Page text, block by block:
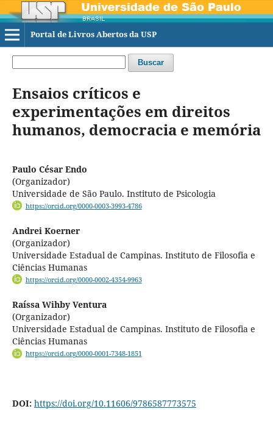
Portal de Livros Abertos da USP
Buscar
Ensaios críticos e
experimentações em direitos
humanos, democracia e memória
Paulo César Endo
(Organizador)
Universidade de São Paulo. Instituto de Psicologia
https://orcid.org/0000-0003-3993-4786
Andrei Koerner
(Organizador)
Universidade Estadual de Campinas. Instituto de Filosofia e
Ciências Humanas
https://orcid.org/0000-0002-4354-9963
Raíssa Wihby Ventura
(Organizador)
Universidade Estadual de Campinas. Instituto de Filosofia e
Ciências Humanas
https://orcid.org/0000-0001-7348-1851
DOI: https://doi.org/10.11606/9786587773575